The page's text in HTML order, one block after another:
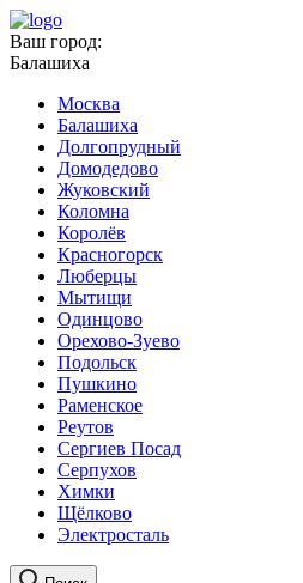
Ваш город:
Балашиха
Москва
Балашиха
Долгопрудный
Домодедово
Жуковский
Коломна
Королёв
Красногорск
Люберцы
Мытищи
Одинцово
Орехово-Зуево
Подольск
Пушкино
Раменское
Реутов
Сергиев Посад
Серпухов
Химки
Щёлково
Электросталь